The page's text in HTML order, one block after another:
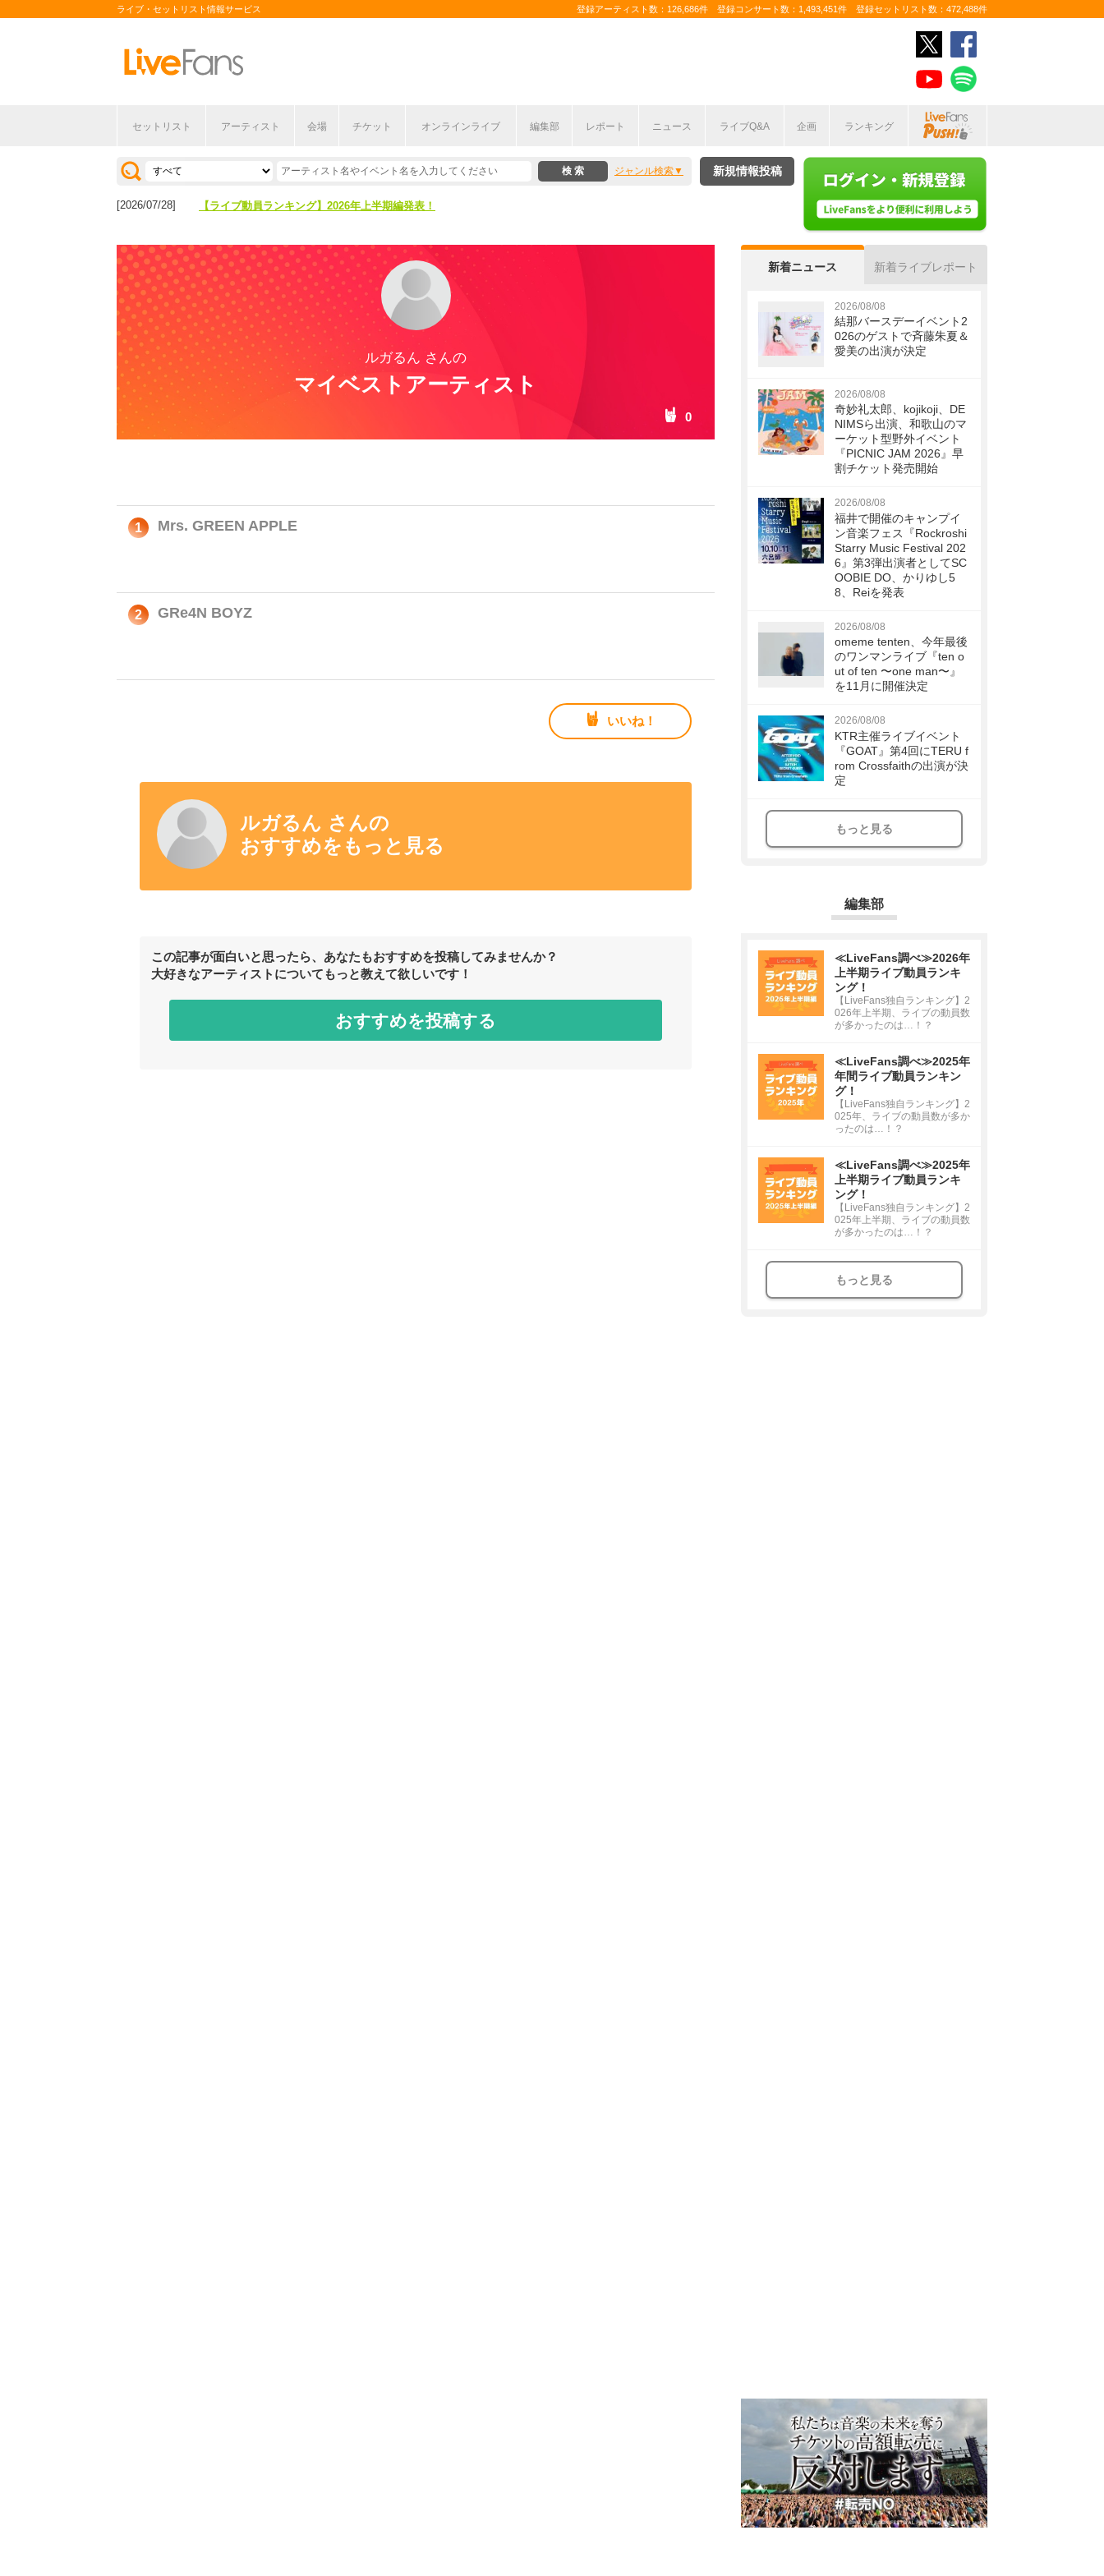
ライブ・セットリスト情報サービス 登録アーティスト数：126,686件 登録コンサート数：1,493,451件 登録セットリスト数：472,488件
セットリスト アーティスト 会場 チケット オンラインライブ 編集部 レポート ニュース ライブQ&A 企画 ランキング
ジャンル検索
[2026/04/27] 【フェス特集2026】フェス情報はここから！
[2026/07/28] 【ライブ動員ランキング】2026年上半期編発表！
[2026/07/28] 【ライブ動員ランキング】2026年上半期編発表！
新規情報投稿
ルガるん さんの
マイベストアーティスト
0
1 Mrs. GREEN APPLE
2 GRe4N BOYZ
いいね！
ルガるん さんの
おすすめをもっと見る
この記事が面白いと思ったら、あなたもおすすめを投稿してみませんか？
大好きなアーティストについてもっと教えて欲しいです！
おすすめを投稿する
新着ニュース 新着ライブレポート
2026/08/08
結那バースデーイベント2
026のゲストで斉藤朱夏＆
愛美の出演が決定
2026/08/08
奇妙礼太郎、kojikoji、DE
NIMSら出演、和歌山のマ
ーケット型野外イベント
『PICNIC JAM 2026』早
割チケット発売開始
2026/08/08
福井で開催のキャンプイ
ン音楽フェス『Rockroshi
Starry Music Festival 202
6』第3弾出演者としてSC
OOBIE DO、かりゆし5
8、Reiを発表
2026/08/08
omeme tenten、今年最後
のワンマンライブ『ten o
ut of ten 〜one man〜』
を11月に開催決定
2026/08/08
KTR主催ライブイベント
『GOAT』第4回にTERU f
rom Crossfaithの出演が決
定
もっと見る
編集部
≪LiveFans調べ≫2026年
上半期ライブ動員ランキ
ング！
【LiveFans独自ランキング】2
026年上半期、ライブの動員数
が多かったのは…！？
≪LiveFans調べ≫2025年
年間ライブ動員ランキン
グ！
【LiveFans独自ランキング】2
025年、ライブの動員数が多か
ったのは…！？
≪LiveFans調べ≫2025年
上半期ライブ動員ランキ
ング！
【LiveFans独自ランキング】2
025年上半期、ライブの動員数
が多かったのは…！？
もっと見る